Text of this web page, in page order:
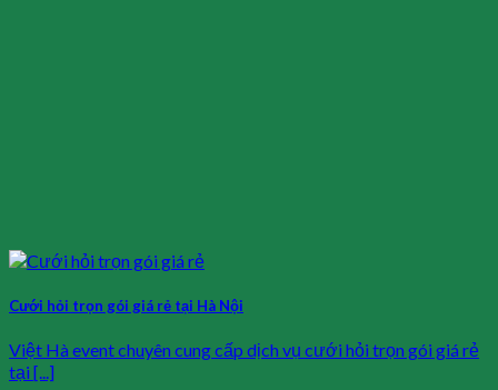
Cưới hỏi trọn gói giá rẻ tại Hà Nội
Việt Hà event chuyên cung cấp dịch vụ cưới hỏi trọn gói giá rẻ
tại [...]